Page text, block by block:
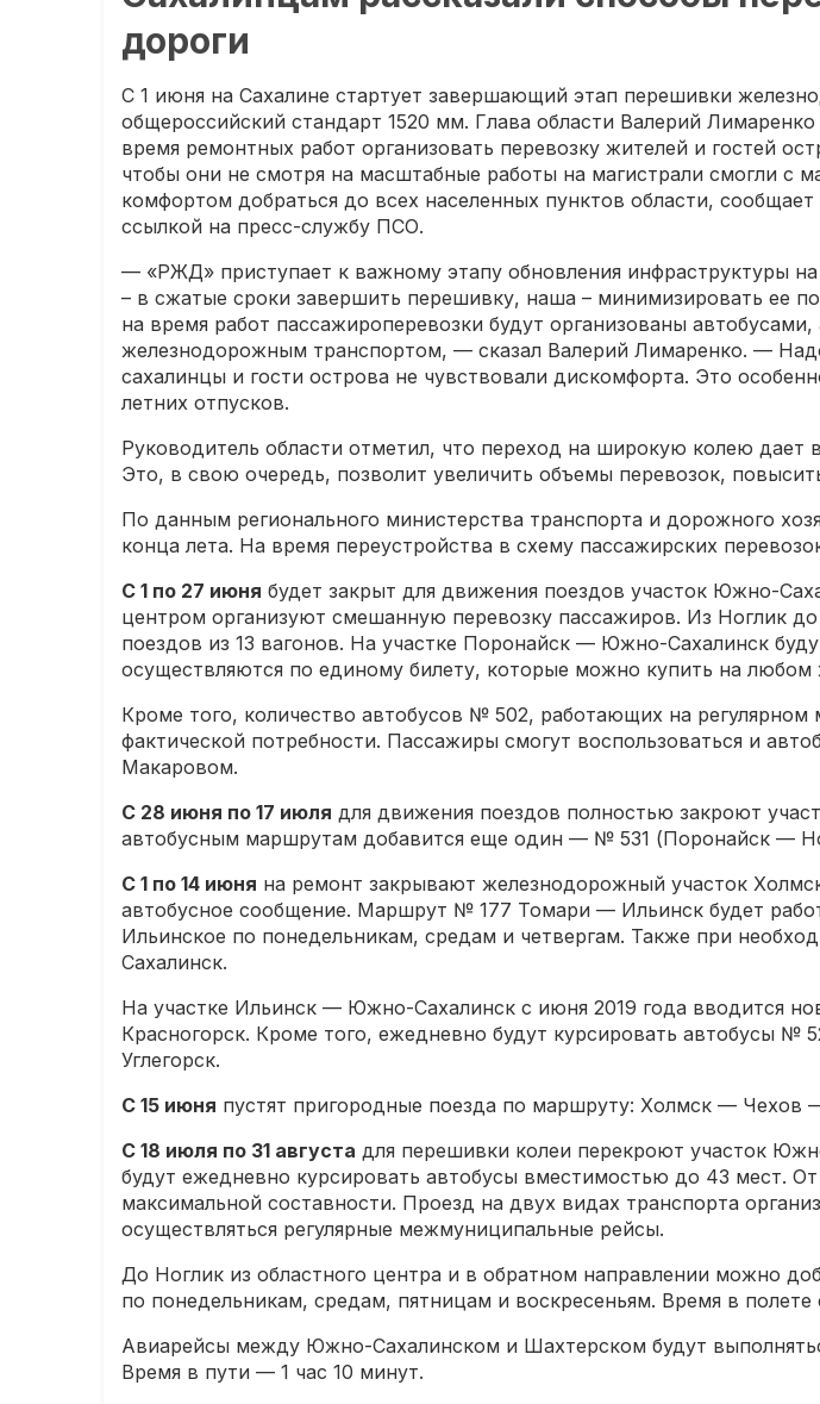
дороги
С 1 июня на Сахалине стартует завершающий этап перешивки
общероссийский стандарт 1520 мм. Глава области Валерий Лимаренко
время ремонтных работ организовать перевозку жителей и гостей
чтобы они не смотря на масштабные работы на магистрали смогли с
комфортом добраться до всех населенных пунктов области, сообщает
ссылкой на пресс-службу ПСО.
— «РЖД» приступает к важному этапу обновления инфраструктуры
– в сжатые сроки завершить перешивку, наша – минимизировать ее
на время работ пассажироперевозки будут организованы
железнодорожным транспортом, — сказал Валерий Лимаренко. —
сахалинцы и гости острова не чувствовали дискомфорта. Это
летних отпусков.
Руководитель области отметил, что переход на широкую колею
Это, в свою очередь, позволит увеличить объемы перевозок,
По данным регионального министерства транспорта и дорожного
конца лета. На время переустройства в схему пассажирских
С 1 по 27 июня будет закрыт для движения поездов участок Южно-
центром организуют смешанную перевозку пассажиров. Из Ноглик
поездов из 13 вагонов. На участке Поронайск — Южно-Сахалинск
осуществляются по единому билету, которые можно купить на любом
Кроме того, количество автобусов № 502, работающих на
фактической потребности. Пассажиры смогут воспользоваться и
Макаровом.
С 28 июня по 17 июля для движения поездов полностью закроют
автобусным маршрутам добавится еще один — № 531 (Поронайск —
С 1 по 14 июня на ремонт закрывают железнодорожный участок
автобусное сообщение. Маршрут № 177 Томари — Ильинск будет
Ильинское по понедельникам, средам и четвергам. Также при
Сахалинск.
На участке Ильинск — Южно-Сахалинск с июня 2019 года
Красногорск. Кроме того, ежедневно будут курсировать
Углегорск.
С 15 июня пустят пригородные поезда по маршруту: Холмск — Чехов
С 18 июля по 31 августа для перешивки колеи перекроют участок
будут ежедневно курсировать автобусы вместимостью до 43 мест.
максимальной составности. Проезд на двух видах транспорта
осуществляться регулярные межмуниципальные рейсы.
До Ноглик из областного центра и в обратном направлении можно
по понедельникам, средам, пятницам и воскресеньям. Время в полете
Авиарейсы между Южно-Сахалинском и Шахтерском будут
Время в пути — 1 час 10 минут.